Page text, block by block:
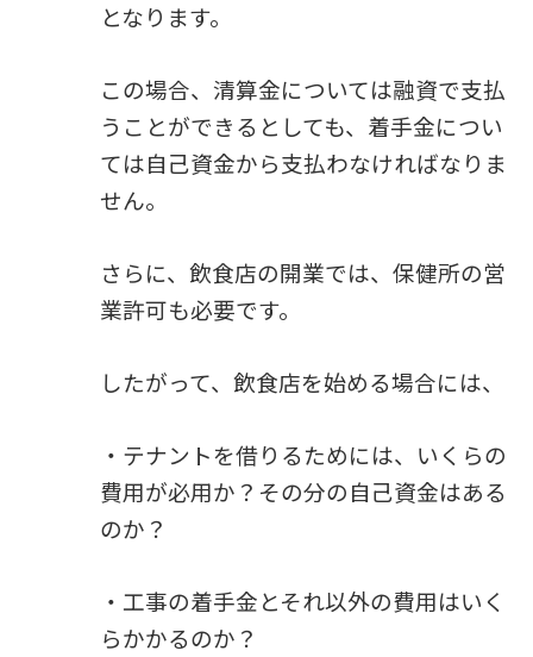
となります。
この場合、清算金については融資で支払
うことができるとしても、着手金につい
ては自己資金から支払わなければなりま
せん。
さらに、飲食店の開業では、保健所の営
業許可も必要です。
したがって、飲食店を始める場合には、
・テナントを借りるためには、いくらの
費用が必用か？その分の自己資金はある
のか？
・工事の着手金とそれ以外の費用はいく
らかかるのか？